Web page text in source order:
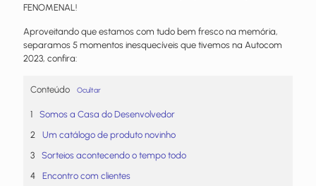
FENOMENAL!
Aproveitando que estamos com tudo bem fresco na memória,
separamos 5 momentos inesquecíveis que tivemos na Autocom
2023, confira:
Conteúdo Ocultar
Somos a Casa do Desenvolvedor
Um catálogo de produto novinho
Sorteios acontecendo o tempo todo
Encontro com clientes